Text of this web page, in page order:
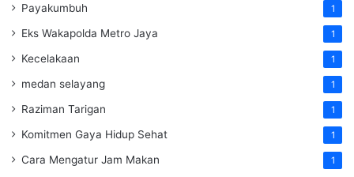
Payakumbuh 1
Eks Wakapolda Metro Jaya 1
Kecelakaan 1
medan selayang 1
Raziman Tarigan 1
Komitmen Gaya Hidup Sehat 1
Cara Mengatur Jam Makan 1